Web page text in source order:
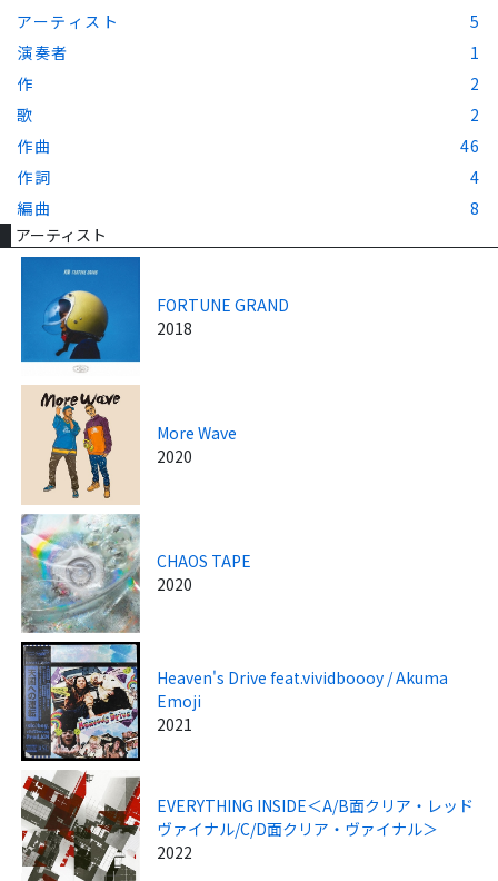
アーティスト
5
演奏者
1
作
2
歌
2
作曲
46
作詞
4
編曲
8
アーティスト
FORTUNE GRAND
2018
More Wave
2020
CHAOS TAPE
2020
Heaven's Drive feat.vividboooy / Akuma
Emoji
2021
EVERYTHING INSIDE＜A/B面クリア・レッド
ヴァイナル/C/D面クリア・ヴァイナル＞
2022